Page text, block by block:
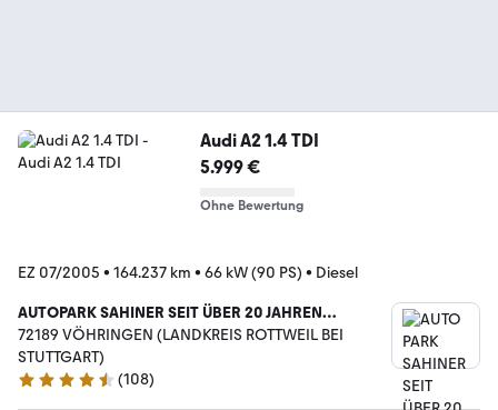
Audi A2 1.4 TDI
5.999 €
Ohne Bewertung
EZ 07/2005 • 164.237 km • 66 kW (90 PS) • Diesel
AUTOPARK SAHINER SEIT ÜBER 20 JAHREN…
72189 VÖHRINGEN (LANDKREIS ROTTWEIL BEI
STUTTGART)
4.7 Sterne
(108)